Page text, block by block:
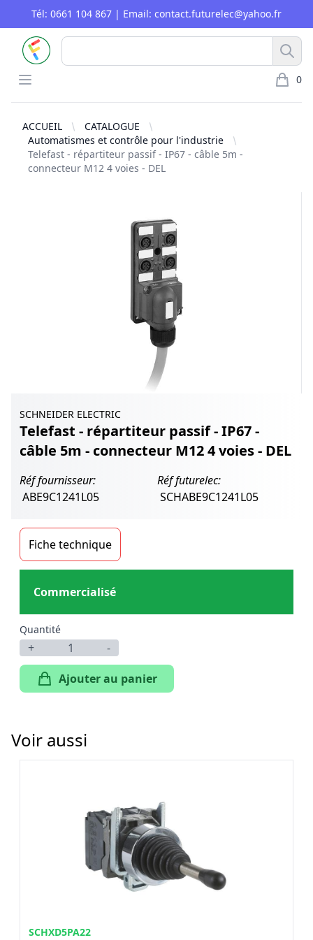
Tél: 0661 104 867 | Email: contact.futurelec@yahoo.fr
FUTURELEC
Open menu
0
article
ACCUEIL
CATALOGUE
Automatismes et contrôle pour l'industrie
Telefast - répartiteur passif - IP67 - câble 5m -
connecteur M12 4 voies - DEL
SCHNEIDER ELECTRIC
Telefast - répartiteur passif - IP67 -
câble 5m - connecteur M12 4 voies - DEL
Réf fournisseur:
ABE9C1241L05
Réf futurelec:
SCHABE9C1241L05
Fiche technique
Commercialisé
Quantité
+
-
Ajouter au panier
Voir aussi
SCHXD5PA22